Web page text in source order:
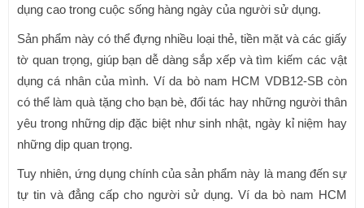
dụng cao trong cuộc sống hàng ngày của người sử dụng.
Sản phẩm này có thể đựng nhiều loại thẻ, tiền mặt và các giấy
tờ quan trọng, giúp bạn dễ dàng sắp xếp và tìm kiếm các vật
dụng cá nhân của mình. Ví da bò nam HCM VDB12-SB còn
có thể làm quà tặng cho bạn bè, đối tác hay những người thân
yêu trong những dịp đặc biệt như sinh nhật, ngày kỉ niệm hay
những dịp quan trọng.
Tuy nhiên, ứng dụng chính của sản phẩm này là mang đến sự
tự tin và đẳng cấp cho người sử dụng. Ví da bò nam HCM